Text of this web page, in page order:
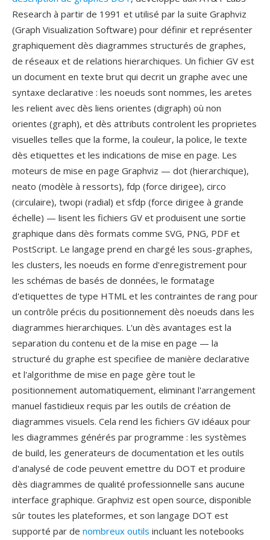
Research à partir de 1991 et utilisé par la suite Graphviz
(Graph Visualization Software) pour définir et représenter
graphiquement dès diagrammes structurés de graphes,
de réseaux et de relations hierarchiques. Un fichier GV est
un document en texte brut qui decrit un graphe avec une
syntaxe declarative : les noeuds sont nommes, les aretes
les relient avec dès liens orientes (digraph) où non
orientes (graph), et dès attributs controlent les proprietes
visuelles telles que la forme, la couleur, la police, le texte
dès etiquettes et les indications de mise en page. Les
moteurs de mise en page Graphviz — dot (hierarchique),
neato (modèle à ressorts), fdp (force dirigee), circo
(circulaire), twopi (radial) et sfdp (force dirigee à grande
échelle) — lisent les fichiers GV et produisent une sortie
graphique dans dès formats comme SVG, PNG, PDF et
PostScript. Le langage prend en chargé les sous-graphes,
les clusters, les noeuds en forme d'enregistrement pour
les schémas de basés de données, le formatage
d'etiquettes de type HTML et les contraintes de rang pour
un contrôle précis du positionnement dès noeuds dans les
diagrammes hierarchiques. L'un dès avantages est la
separation du contenu et de la mise en page — la
structuré du graphe est specifiee de manière declarative
et l'algorithme de mise en page gère tout le
positionnement automatiquement, eliminant l'arrangement
manuel fastidieux requis par les outils de création de
diagrammes visuels. Cela rend les fichiers GV idéaux pour
les diagrammes générés par programme : les systèmes
de build, les generateurs de documentation et les outils
d'analysé de code peuvent emettre du DOT et produire
dès diagrammes de qualité professionnelle sans aucune
interface graphique. Graphviz est open source, disponible
sûr toutes les plateformes, et son langage DOT est
supporté par de nombreux outils incluant les notebooks